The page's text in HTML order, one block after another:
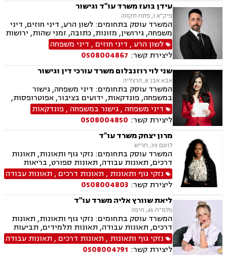
עידן בועז משרד עו"ד וגישור
פיק"א 1, פתח תקווה
המשרד עוסק בתחומים: לשון הרע, דיני חוזים, דיני
משפחה, גירושין, מזונות, כתובה, זמני שהות, ירושות
וצוואת, הסכמי ממון, ייפוי כוח מתמשך, חלוקת רכוש,
ידועים בציבור, אפוטרופסות, צווי הרחקה, הגנת
הפרטיות, פינוי מושכר, מקרקעין ונדל"ן, עסקאות
מכר דירה.
לשון הרע , דיני חוזים , דיני משפחה
ליצירת קשר: 0508004867
שני לוי רוזנבלום משרד עורכי דין וגישור
אבא אבן 8, הרצליה
המשרד עוסק בתחומים: דיני משפחה, גישור
במשפחה, פונדקאות, ידועים בציבור, אפוטרופסות,
הסכמי ממון, אבהות, מזונות, משמורת, גירושין,
הורות חד מינית, נישואים אזרחיים, חוק הנוער,
אימוץ, חלוקת רכוש, מעמד אישי, תיאום הורי, חטיפת
ילדים, זמני שהות (החזקת ילדים), אומנה, ניכור הורי,
עסקאות מתנה.
דיני משפחה ,גישור במשפחה , פונדקאות
ליצירת קשר: 0508004850
מרון יצחק משרד עו"ד
לוטם 39, חריש
המשרד עוסק בתחומים: נזקי גוף ותאונות, תאונות
דרכים, תאונות עבודה, תאונות ספורט, בריאות
הנפש, אובדן כושר עבודה תאונות תלמידים, תאונות
עקב רשלנות, רשלנות רפואית, רשלנות רפואית הריון
ולידה, רשלנות רפואית רפואת שיניים
נזקי גוף ותאונות , תאונות דרכים , תאונות עבודה
ליצירת קשר: 0508004803
ליאת שוורץ אליה משרד עו"ד
פלמ"ח 45, חיפה
המשרד עוסק בתחומים: נזקי גוף ותאונות, תאונות
דרכים, תאונות עבודה, תאונות תלמידים, תביעות
ביטוח, תביעות ביטוח לאומי, ייפוי כוח מתמשך,
גישור.
נזקי גוף ותאונות , תאונות דרכים , תאונות עבודה
ליצירת קשר: 0508004791